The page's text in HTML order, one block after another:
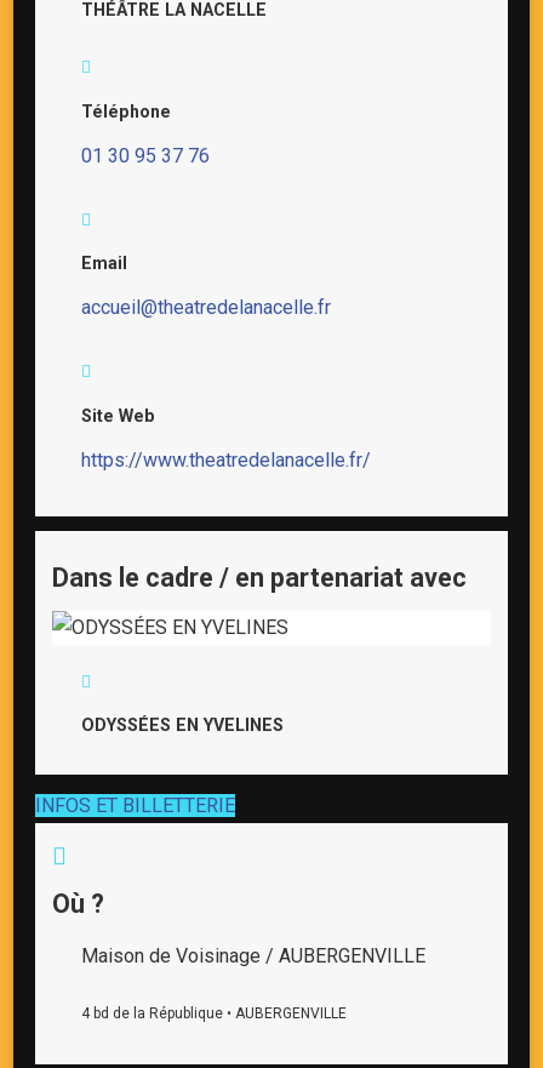
THÉÂTRE LA NACELLE
Téléphone
01 30 95 37 76
Email
accueil@theatredelanacelle.fr
Site Web
https://www.theatredelanacelle.fr/
Dans le cadre / en partenariat avec
ODYSSÉES EN YVELINES
INFOS ET BILLETTERIE
Où ?
Maison de Voisinage / AUBERGENVILLE
4 bd de la République • AUBERGENVILLE